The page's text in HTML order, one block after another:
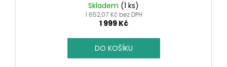
Skladem (1 ks)
1 652,07 Kč bez DPH
1 999 Kč
DO KOŠÍKU